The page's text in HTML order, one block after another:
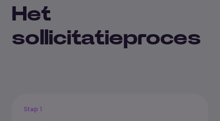
Het
sollicitatieproces
Stap 1